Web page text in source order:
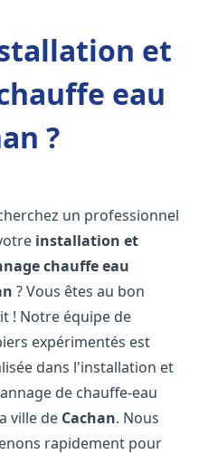
et
eau
?
un professionnel
installation et
chauffe eau
? Vous êtes au bon
! Notre équipe de
expérimentés est
dans l'installation et
de chauffe-eau
ville de Cachan. Nous
rapidement pour